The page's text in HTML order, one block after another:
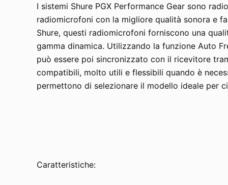
I sistemi Shure PGX Performance Gear sono
radiomicrofoni con la migliore qualità sonora e
Shure, questi radiomicrofoni forniscono una
gamma dinamica. Utilizzando la funzione Auto
può essere poi sincronizzato con il ricevitore
compatibili, molto utili e flessibili quando è
permettono di selezionare il modello ideale per
Caratteristiche: